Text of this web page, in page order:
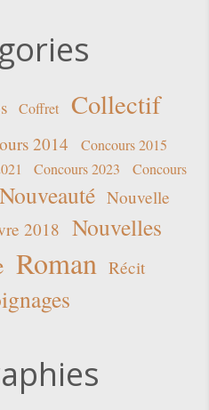
Coffret
Collectif
2014
Concours 2015
Concours 2023
Concours
Nouveauté Nouvelle
2018 Nouvelles
Roman Récit